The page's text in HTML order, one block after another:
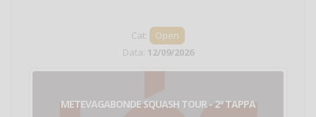
Cat:
Open
Data: 12/09/2026
METEVAGABONDE SQUASH TOUR - 2ª TAPPA